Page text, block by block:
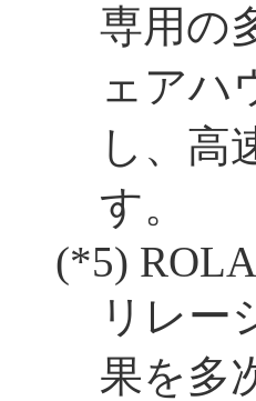
専用の
ェアハ
し、高
す。
(*5)
リレー
果を多